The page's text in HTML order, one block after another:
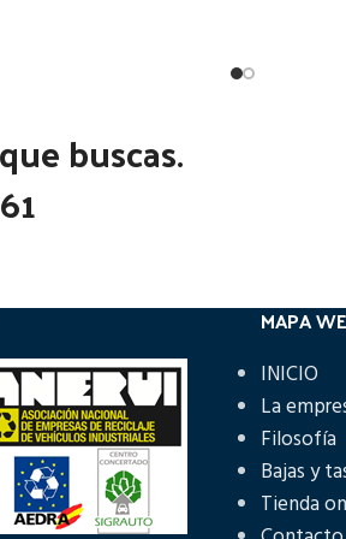
Pieza:50084
buscas.
MAPA
INICIO
La
Filosofía
Bajas y
Tienda